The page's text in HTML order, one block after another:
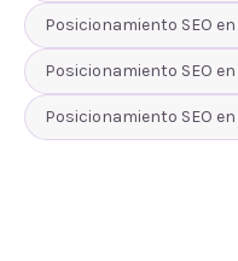
Posicionamiento SEO en
Posicionamiento SEO en
Posicionamiento SEO en